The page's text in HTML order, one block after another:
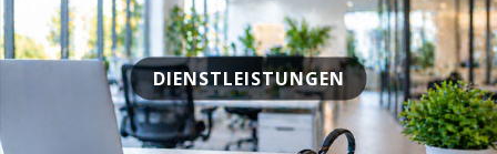
DIENSTLEISTUNGEN